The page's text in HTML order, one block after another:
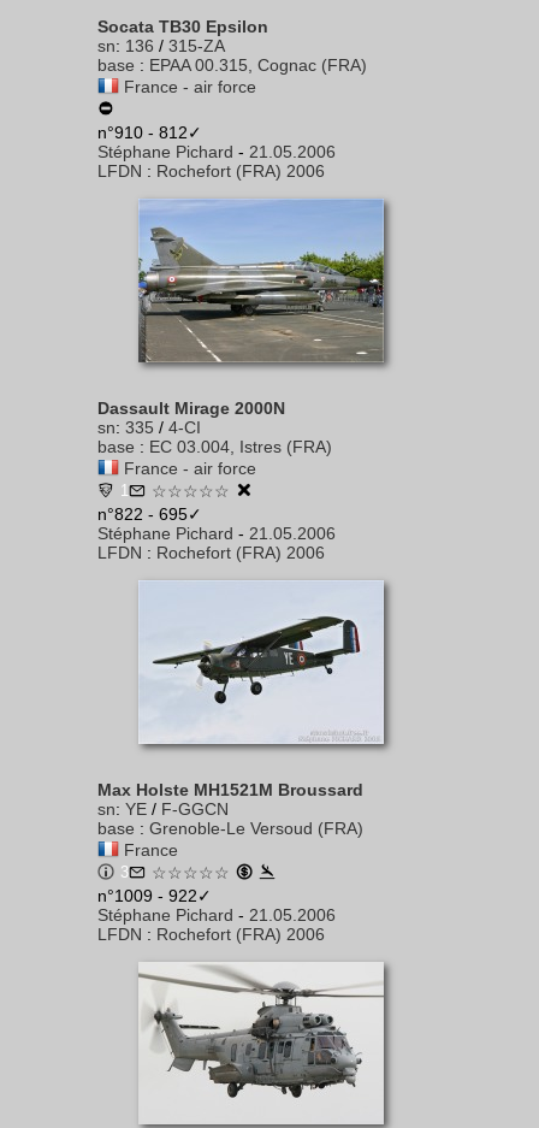
Socata TB30 Epsilon
sn: 136 / 315-ZA
base : EPAA 00.315, Cognac (FRA)
France - air force
n°910 - 812✓
Stéphane Pichard - 21.05.2006
LFDN : Rochefort (FRA) 2006
Dassault Mirage 2000N
sn: 335 / 4-CI
base : EC 03.004, Istres (FRA)
France - air force
1
☆☆☆☆☆
n°822 - 695✓
Stéphane Pichard - 21.05.2006
LFDN : Rochefort (FRA) 2006
Max Holste MH1521M Broussard
sn: YE / F-GGCN
base : Grenoble-Le Versoud (FRA)
France
3
☆☆☆☆☆
n°1009 - 922✓
Stéphane Pichard - 21.05.2006
LFDN : Rochefort (FRA) 2006